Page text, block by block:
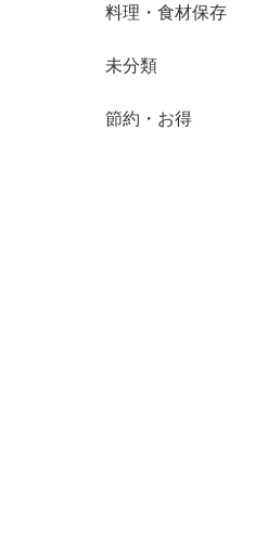
料理・食材保存
未分類
節約・お得